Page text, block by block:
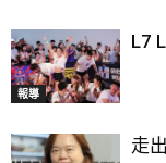
報導
L7
走